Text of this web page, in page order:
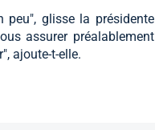
peu", glisse la présidente
assurer préalablement
ajoute-t-elle.